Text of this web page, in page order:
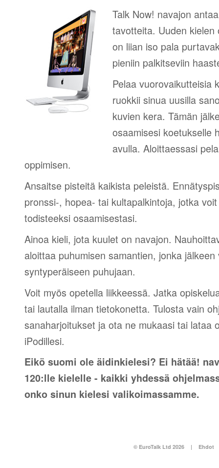
Talk Now! navajon
tavotteita. Uuden
on liian iso pala
pieniin palkitseviin
Pelaa vuorovaikutteisia
ruokkii sinua uusilla
kuvien kera. Tämän
osaamisesi koetukselle
avulla. Aloittaessasi
oppimisen.
Ansaitse pisteitä kaikista peleistä.
pronssi-, hopea- tai kultapalkintoja, jotka
todisteeksi osaamisestasi.
Ainoa kieli, jota kuulet on navajon.
aloittaa puhumisen samantien, jonka
syntyperäiseen puhujaan.
Voit myös opetella liikkeessä. Jatka
tai lautalla ilman tietokonetta. Tulosta vain
sanaharjoitukset ja ota ne mukaasi tai lataa
iPodillesi.
Eikö suomi ole äidinkielesi? Ei hätää!
120:lle kielelle - kaikki yhdessä
onko sinun kielesi valikoimassamme.
© EuroTalk Ltd 2026 | Ehdot